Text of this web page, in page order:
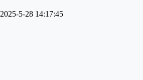
2025-5-28 14:17:45